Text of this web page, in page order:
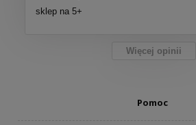
sklep na 5+
Więcej opinii
Pomoc